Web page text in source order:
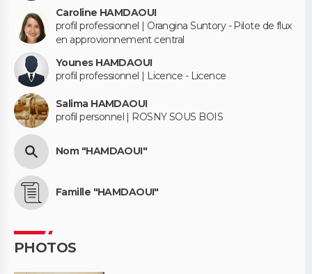
Caroline HAMDAOUI
profil professionnel | Orangina Suntory - Pilote de flux
en approvionnement central
Younes HAMDAOUI
profil professionnel | Licence - Licence
Salima HAMDAOUI
profil personnel | ROSNY SOUS BOIS
Nom "HAMDAOUI"
Famille "HAMDAOUI"
PHOTOS